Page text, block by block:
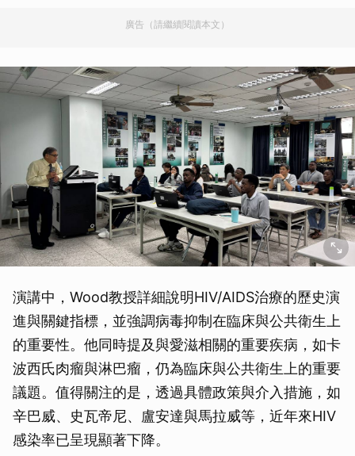
廣告（請繼續閱讀本文）
演講中，Wood教授詳細說明HIV/AIDS治療的歷史演
進與關鍵指標，並強調病毒抑制在臨床與公共衛生上
的重要性。他同時提及與愛滋相關的重要疾病，如卡
波西氏肉瘤與淋巴瘤，仍為臨床與公共衛生上的重要
議題。值得關注的是，透過具體政策與介入措施，如
辛巴威、史瓦帝尼、盧安達與馬拉威等，近年來HIV
感染率已呈現顯著下降。